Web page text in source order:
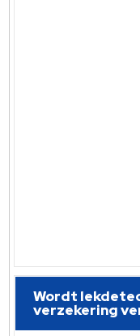
Wordt
verzekering